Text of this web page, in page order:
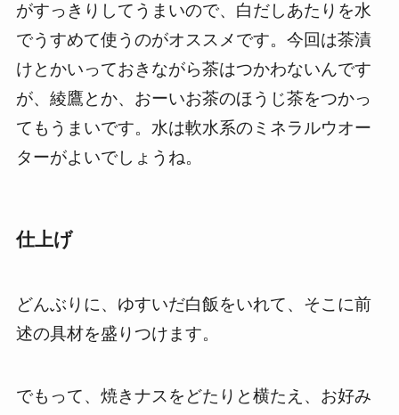
がすっきりしてうまいので、白だしあたりを水
でうすめて使うのがオススメです。今回は茶漬
けとかいっておきながら茶はつかわないんです
が、綾鷹とか、おーいお茶のほうじ茶をつかっ
てもうまいです。水は軟水系のミネラルウオー
ターがよいでしょうね。
仕上げ
どんぶりに、ゆすいだ白飯をいれて、そこに前
述の具材を盛りつけます。
でもって、焼きナスをどたりと横たえ、お好み